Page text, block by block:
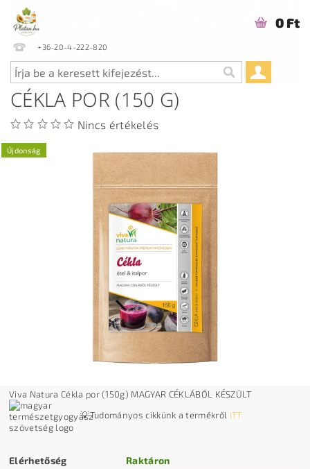
+36-20-4-222-820
0 Ft
CÉKLA POR (150 G)
Nincs értékelés
Újdonság
Viva Natura Cékla por (150g) MAGYAR CÉKLÁBÓL KÉSZÜLT
💡Tudományos cikkünk a termékről ITT
Elérhetőség Raktáron